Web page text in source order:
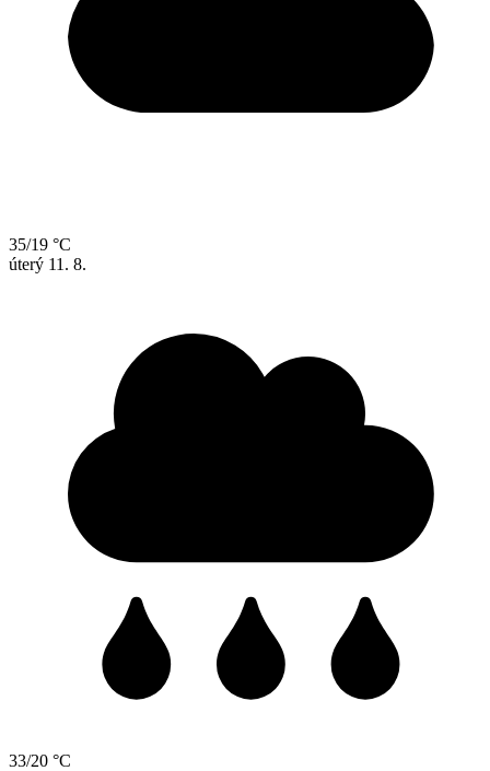
35/19 °C
úterý 11. 8.
33/20 °C